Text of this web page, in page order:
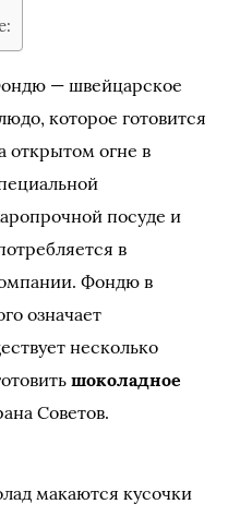
— швейцарское
которое готовится
открытом огне в
посуде и
в
Фондю в
означает
несколько
шоколадное
Советов.
макаются кусочки